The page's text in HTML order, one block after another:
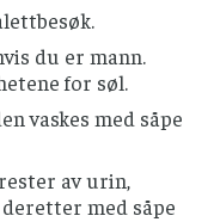
du er mann.
for søl.
vaskes med såpe
av urin,
med såpe